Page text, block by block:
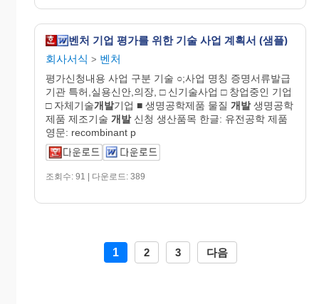
벤처 기업 평가를 위한 기술 사업 계획서 (샘플)
회사서식 > 벤처
평가신청내용 사업 구분 기술 ○;사업 명칭 증명서류발급
기관 특허,실용신안,의장, □ 신기술사업 □ 창업중인 기업
□ 자체기술개발기업 ■ 생명공학제품 물질 개발생명공학
제품 제조기술 개발신청 생산품목 한글: 유전공학 제품
영문: recombinant p
조회수: 91 | 다운로드: 389
1 2 3 다음